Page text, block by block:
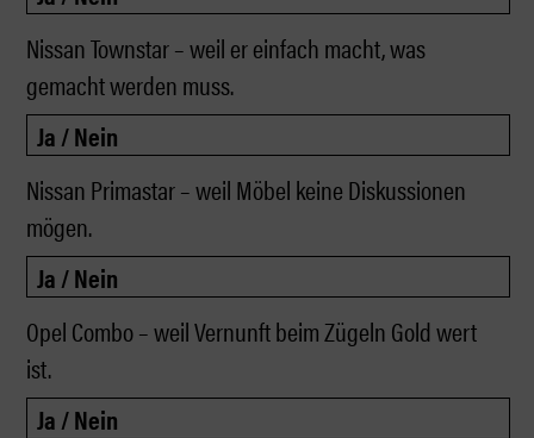
Nissan Townstar – weil er einfach macht, was
gemacht werden muss.
Nissan Primastar – weil Möbel keine Diskussionen
mögen.
Opel Combo – weil Vernunft beim Zügeln Gold wert
ist.